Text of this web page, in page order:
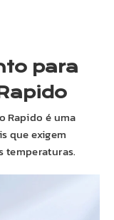
para
Rapido é uma
que exigem
temperaturas.